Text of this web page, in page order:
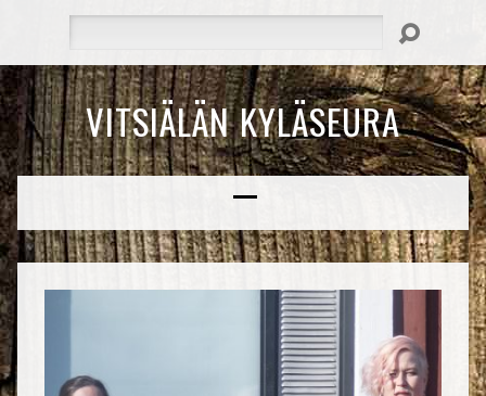
VITSIÄLÄN KYLÄSEURA